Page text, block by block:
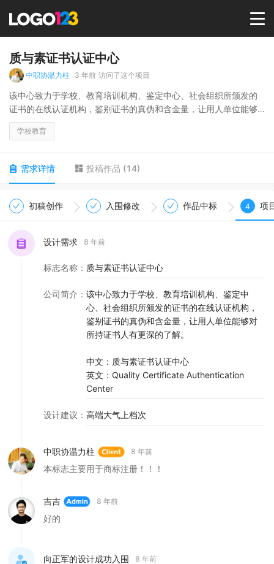
选择套餐→
商标版权
LOGO
质与素证书认证中心
中职协温力柱 3 年前 访问了这个项目
该中心致力于学校、教育培训机构、鉴定中心、社会组织所颁发的
证书的在线认证机构，鉴别证书的真伪和含金量，让用人单位能够
对所持证书人有更深的了解。
英文：Quality Certificate Authentication Center
学校教育
需求详情 投稿作品 (14)
初稿创作 入围修改 作品中标 4 项
设计需求 8 年前
标志名称 ： 质与素证书认证中心
公司简介 ： 该中心致力于学校、教育培训机构、鉴定中
心、社会组织所颁发的证书的在线认证机构，
鉴别证书的真伪和含金量，让用人单位能够对
所持证书人有更深的了解。
中文：质与素证书认证中心
英文：Quality Certificate Authentication
Center
设计建议 ： 高端大气上档次
中职协温力柱 8 年前
本标志主要用于商标注册！！！
吉吉 8 年前
好的
向正军的设计成功入围 8 年前